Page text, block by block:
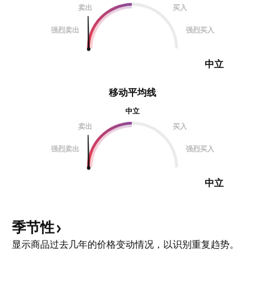
卖出
买入
强烈卖出 强烈买入
中立
移动平均线
中立
卖出
买入
强烈卖出 强烈买入
中立
季节性
显示商品过去几年的价格变动情况，以识别重复趋势。